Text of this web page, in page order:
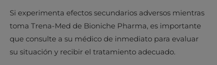
Si experimenta efectos secundarios adversos mientras
toma Trena-Med de Bioniche Pharma, es importante
que consulte a su médico de inmediato para evaluar
su situación y recibir el tratamiento adecuado.